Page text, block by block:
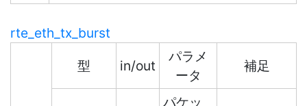
rte_eth_tx_burst
型 in/out
パラメ
ータ
補足
パケッ